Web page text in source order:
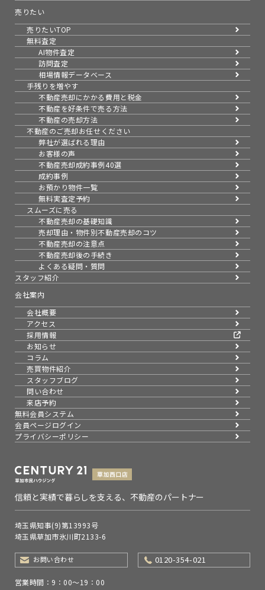
売りたい
売りたいTOP
無料査定
AI物件査定
訪問査定
相場情報データベース
手残りを増やす
不動産売却にかかる費用と税金
不動産を好条件で売る方法
不動産の売却方法
不動産のご売却お任せください
弊社が選ばれる理由
お客様の声
不動産売却成約事例40選
成約事例
お預かり物件一覧
無料実査定予約
スムーズに売る
不動産売却の基礎知識
売却理由・物件別不動産売却のコツ
不動産売却の注意点
不動産売却後の手続き
よくある疑問・質問
スタッフ紹介
会社案内
会社概要
アクセス
採用情報
お知らせ
コラム
売買物件紹介
スタッフブログ
問い合わせ
来店予約
無料会員システム
会員ページログイン
プライバシーポリシー
信頼と実績で暮らしを支える、不動産のパートナー
埼玉県知事(9)第13993号
埼玉県草加市氷川町2133-6
お問い合わせ 0120-354-021
営業時間：9：00～19：00